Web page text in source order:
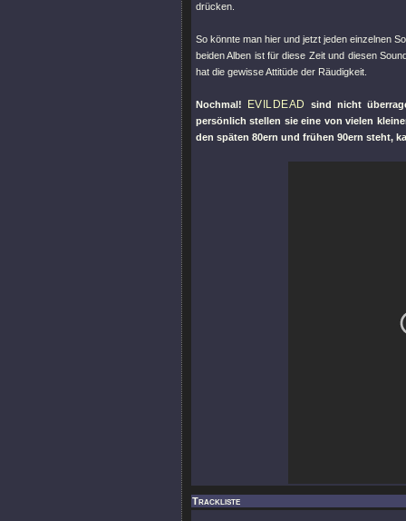
drücken.
So könnte man hier und jetzt jeden einzelnen
beiden Alben ist für diese Zeit und diesen
hat die gewisse Attitüde der Räudigkeit.
Nochmal! EVILDEAD
sind nicht
persönlich stellen sie eine von vielen
den späten 80ern und frühen 90ern steht,
Trackliste